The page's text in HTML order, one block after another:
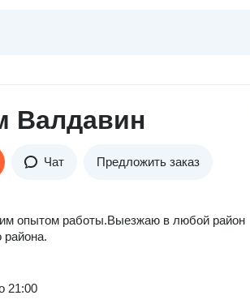
Валдавин
Чат Предложить заказ
опытом работы.Выезжаю в любой район
района.
21:00